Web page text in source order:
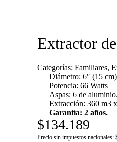
Extractor
Categorías: Familiares,
Diámetro: 6″ (15
Potencia: 66 Watts
Aspas: 6 de aluminio.
Extracción: 360 m3
Garantía: 2 años.
$134.189
Precio sin impuestos nacionales: